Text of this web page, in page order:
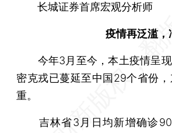
长城证券首席宏观分析师
疫情再泛滥，
今年3月至今，本土疫情呈现
密克戎已蔓延至中国29个省份
重。
吉林省3月日均新增确诊